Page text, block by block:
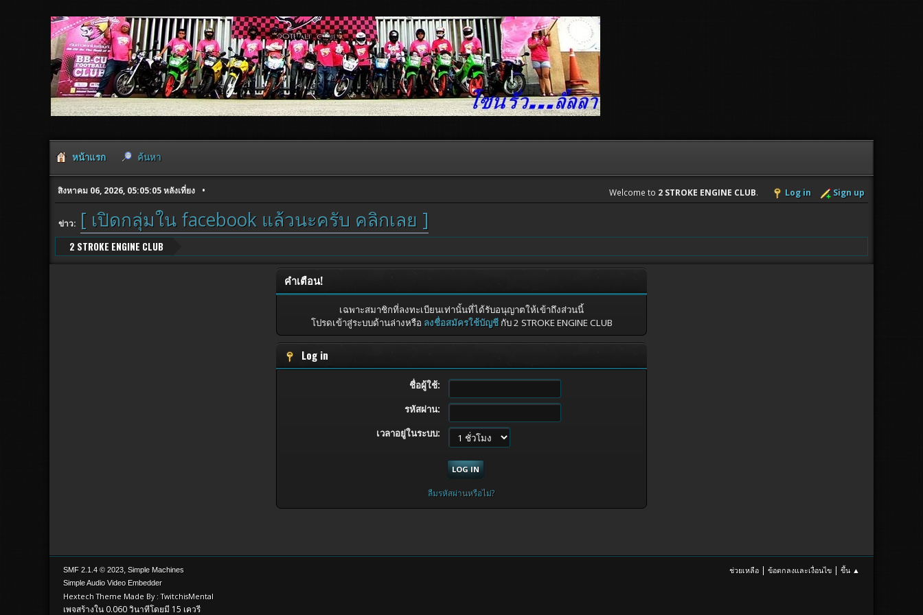
หน้าแรก ค้นหา
สิงหาคม 06, 2026, 05:05:05 หลังเที่ยง Welcome to 2 STROKE ENGINE CLUB. Log in Sign up
ข่าว: [ เปิดกลุ่มใน facebook แล้วนะครับ คลิกเลย ]
2 STROKE ENGINE CLUB
คำเตือน!
เฉพาะสมาชิกที่ลงทะเบียนเท่านั้นที่ได้รับอนุญาตให้เข้าถึงส่วนนี้
โปรดเข้าสู่ระบบด้านล่างหรือ ลงชื่อสมัครใช้บัญชีกับ 2 STROKE ENGINE CLUB
Log in
ชื่อผู้ใช้:
รหัสผ่าน:
เวลาอยู่ในระบบ:
ลืมรหัสผ่านหรือไม่?
ช่วยเหลือ | ข้อตกลงและเงื่อนไข | ขึ้น ▲
SMF 2.1.4 © 2023, Simple Machines
Simple Audio Video Embedder
Hextech Theme Made By : TwitchisMental
เพจสร้างใน 0.060 วินาทีโดยมี 15 เควรี